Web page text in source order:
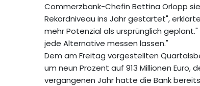
Commerzbank-Chefin Bettina Orlopp
Rekordniveau ins Jahr gestartet",
mehr Potenzial als ursprünglich
jede Alternative messen lassen."
Dem am Freitag vorgestellten
um neun Prozent auf 913 Millionen Euro,
vergangenen Jahr hatte die Bank